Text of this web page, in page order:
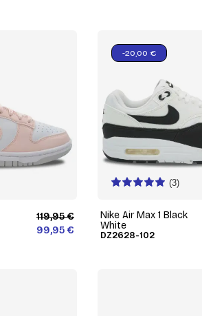
119,95 €
99,95 €
(3)
Nike Air Max 1 Black
White
DZ2628-102
-20,00 €